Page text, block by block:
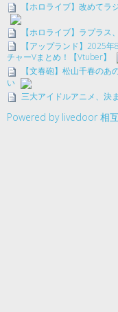
【ホロライブ】改めてラ
【ホロライブ】ラプラス
【アップランド】2025
チャーVまとめ！【Vtuber】
【文春砲】松山千春の
い
三大アイドルアニメ、決
Powered by livedoor 相互